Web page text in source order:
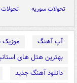
تحولات سوریه
آپ آهنگ موزیک
بهترین هتل های
دانلود آهنگ جدید